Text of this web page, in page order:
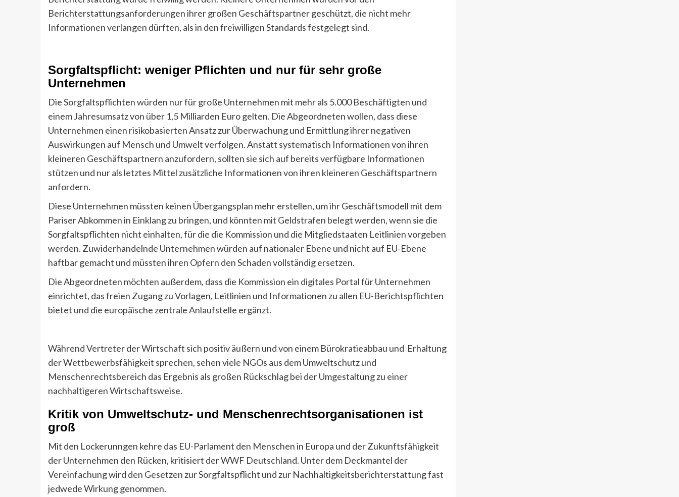
Berichterstattungsanforderungen ihrer großen Geschäftspartner geschützt, die nicht mehr
Informationen verlangen dürften, als in den freiwilligen Standards festgelegt sind.
Sorgfaltspflicht: weniger Pflichten und nur für sehr große
Unternehmen
Die Sorgfaltspflichten würden nur für große Unternehmen mit mehr als 5.000 Beschäftigten und
einem Jahresumsatz von über 1,5 Milliarden Euro gelten. Die Abgeordneten wollen, dass diese
Unternehmen einen risikobasierten Ansatz zur Überwachung und Ermittlung ihrer negativen
Auswirkungen auf Mensch und Umwelt verfolgen. Anstatt systematisch Informationen von ihren
kleineren Geschäftspartnern anzufordern, sollten sie sich auf bereits verfügbare Informationen
stützen und nur als letztes Mittel zusätzliche Informationen von ihren kleineren Geschäftspartnern
anfordern.
Diese Unternehmen müssten keinen Übergangsplan mehr erstellen, um ihr Geschäftsmodell mit dem
Pariser Abkommen in Einklang zu bringen, und könnten mit Geldstrafen belegt werden, wenn sie die
Sorgfaltspflichten nicht einhalten, für die die Kommission und die Mitgliedstaaten Leitlinien vorgeben
werden. Zuwiderhandelnde Unternehmen würden auf nationaler Ebene und nicht auf EU-Ebene
haftbar gemacht und müssten ihren Opfern den Schaden vollständig ersetzen.
Die Abgeordneten möchten außerdem, dass die Kommission ein digitales Portal für Unternehmen
einrichtet, das freien Zugang zu Vorlagen, Leitlinien und Informationen zu allen EU-Berichtspflichten
bietet und die europäische zentrale Anlaufstelle ergänzt.
Während Vertreter der Wirtschaft sich positiv äußern und von einem Bürokratieabbau und Erhaltung
der Wettbewerbsfähigkeit sprechen, sehen viele NGOs aus dem Umweltschutz und
Menschenrechtsbereich das Ergebnis als großen Rückschlag bei der Umgestaltung zu einer
nachhaltigeren Wirtschaftsweise.
Kritik von Umweltschutz- und Menschenrechtsorganisationen ist
groß
Mit den Lockerunngen kehre das EU-Parlament den Menschen in Europa und der Zukunftsfähigkeit
der Unternehmen den Rücken, kritisiert der WWF Deutschland. Unter dem Deckmantel der
Vereinfachung wird den Gesetzen zur Sorgfaltspflicht und zur Nachhaltigkeitsberichterstattung fast
jedwede Wirkung genommen.